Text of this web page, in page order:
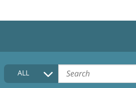
HOME
COLLECTIONS DESCRIPTION
ALL